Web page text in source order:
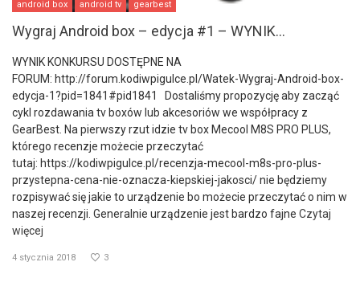
android box android tv gearbest
Wygraj Android box – edycja #1 – WYNIK...
WYNIK KONKURSU DOSTĘPNE NA
FORUM: http://forum.kodiwpigulce.pl/Watek-Wygraj-Android-box-
edycja-1?pid=1841#pid1841 Dostaliśmy propozycję aby zacząć
cykl rozdawania tv boxów lub akcesoriów we współpracy z
GearBest. Na pierwszy rzut idzie tv box Mecool M8S PRO PLUS,
którego recenzje możecie przeczytać
tutaj: https://kodiwpigulce.pl/recenzja-mecool-m8s-pro-plus-
przystepna-cena-nie-oznacza-kiepskiej-jakosci/ nie będziemy
rozpisywać się jakie to urządzenie bo możecie przeczytać o nim w
naszej recenzji. Generalnie urządzenie jest bardzo fajne Czytaj
więcej
4 stycznia 2018 3